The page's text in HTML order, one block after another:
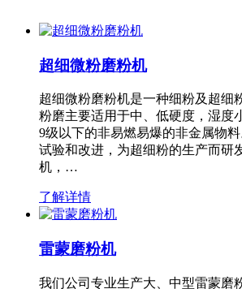
超细微粉磨粉机
超细微粉磨粉机是一种细粉及超细
粉磨主要适用于中、低硬度，湿度
9级以下的非易燃易爆的非金属物
试验和改进，为超细粉的生产而研
机，…
了解详情
雷蒙磨粉机
我们公司专业生产大、中型雷蒙磨